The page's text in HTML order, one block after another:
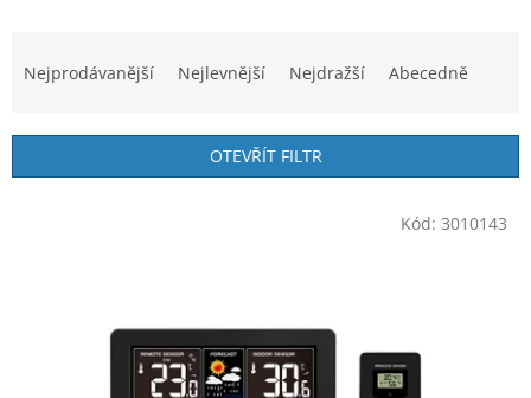
í
Nejprodávanější Nejlevnější Nejdražší Abecedně
OTEVŘÍT FILTR
Kód: 3010143